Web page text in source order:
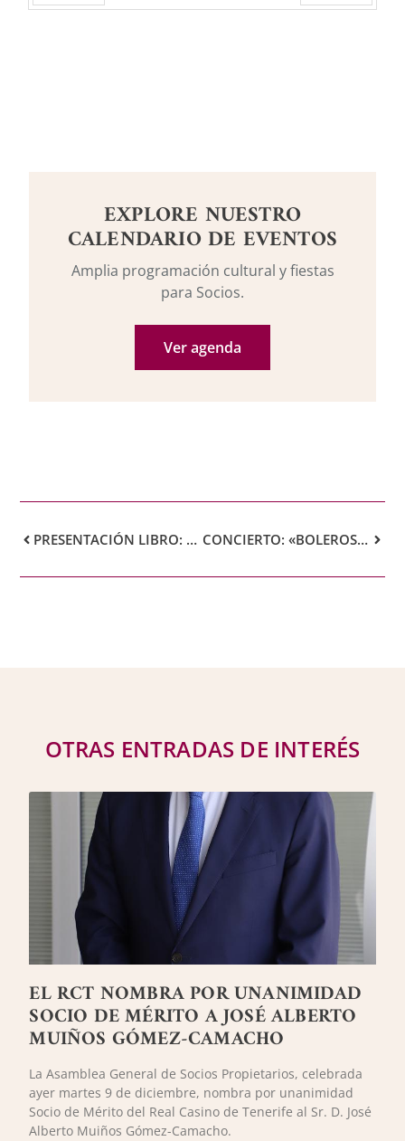
EXPLORE NUESTRO
CALENDARIO DE EVENTOS
Amplia programación cultural y fiestas
para Socios.
Ver agenda
PRESENTACIÓN LIBRO: «MEDICINA PARA EL ALMA» CONCIERTO: «BOLEROS CON FEELING»
OTRAS ENTRADAS DE INTERÉS
EL RCT NOMBRA POR UNANIMIDAD
SOCIO DE MÉRITO A JOSÉ ALBERTO
MUIÑOS GÓMEZ-CAMACHO
La Asamblea General de Socios Propietarios, celebrada
ayer martes 9 de diciembre, nombra por unanimidad
Socio de Mérito del Real Casino de Tenerife al Sr. D. José
Alberto Muiños Gómez-Camacho.